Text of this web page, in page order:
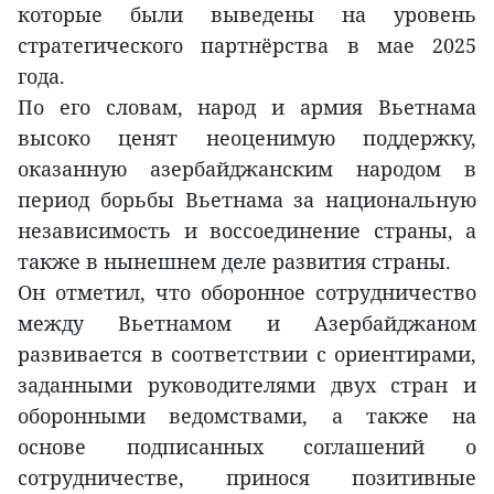
которые были выведены на уровень
стратегического партнёрства в мае 2025
года.
По его словам, народ и армия Вьетнама
высоко ценят неоценимую поддержку,
оказанную азербайджанским народом в
период борьбы Вьетнама за национальную
независимость и воссоединение страны, а
также в нынешнем деле развития страны.
Он отметил, что оборонное сотрудничество
между Вьетнамом и Азербайджаном
развивается в соответствии с ориентирами,
заданными руководителями двух стран и
оборонными ведомствами, а также на
основе подписанных соглашений о
сотрудничестве, принося позитивные